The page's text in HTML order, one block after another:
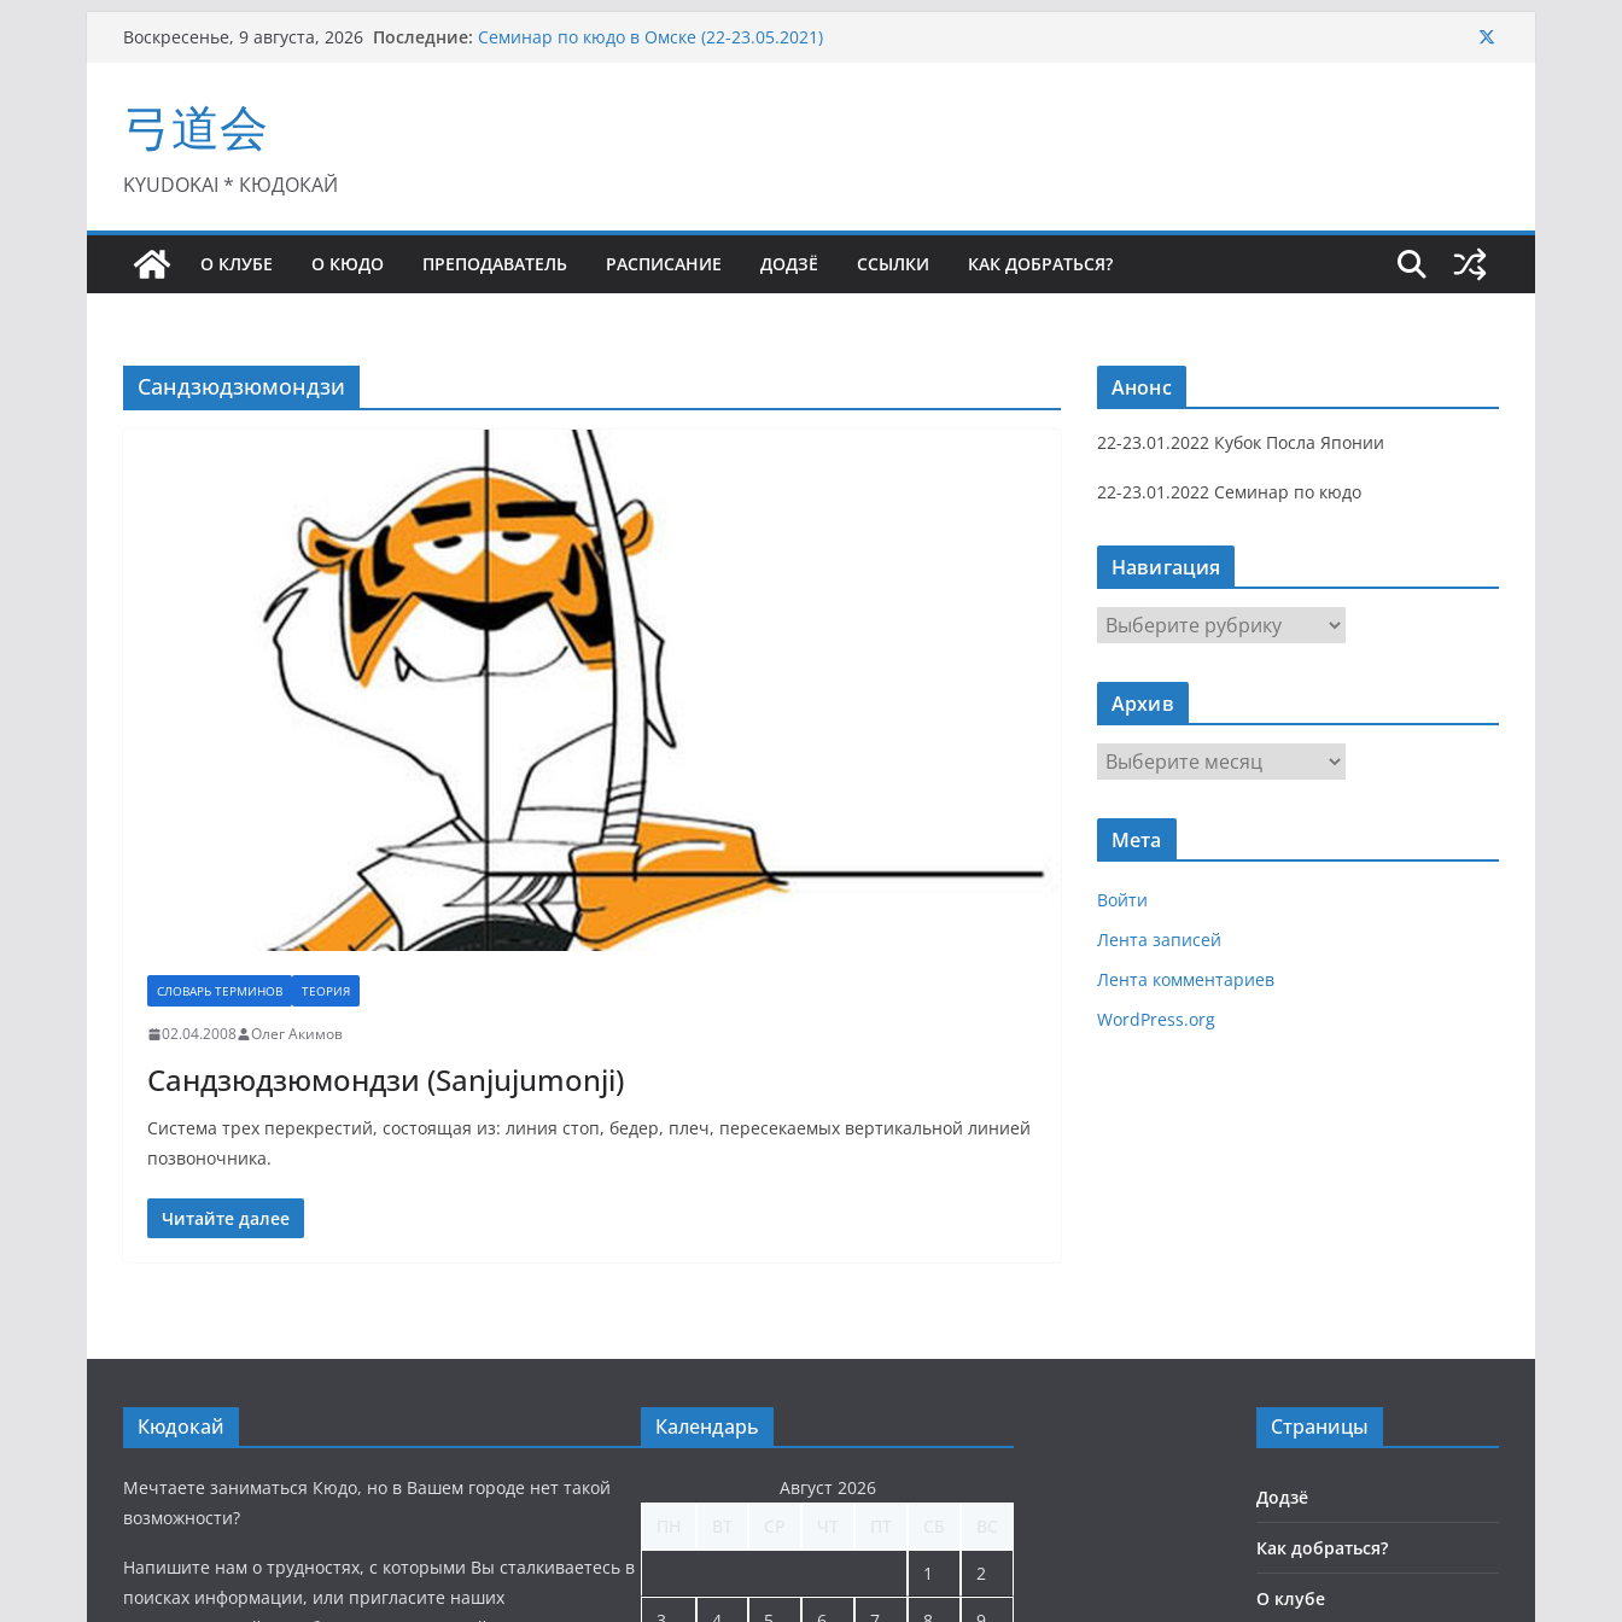
Перейти
Воскресенье, 9 августа, 2026 Последние: Семинар по кюдо в Омске (22-23.05.2021)
弓道会
KYUDOKAI * КЮДОКАЙ
О КЛУБЕ О КЮДО ПРЕПОДАВАТЕЛЬ РАСПИСАНИЕ ДОДЗЁ ССЫЛКИ КАК ДОБРАТЬСЯ?
Сандзюдзюмондзи
СЛОВАРЬ ТЕРМИНОВ ТЕОРИЯ
02.04.2008 Олег Акимов
Сандзюдзюмондзи (Sanjujumonji)
Система трех перекрестий, состоящая из: линия стоп, бедер, плеч, пересекаемых вертикальной линией
позвоночника.
Читайте далее
Анонс
22-23.01.2022 Кубок Посла Японии
22-23.01.2022 Семинар по кюдо
Навигация
Н
а
в
г
я
Архив
р
х
Мета
Войти
Лента записей
Лента комментариев
WordPress.org
Кюдокай
Мечтаете заниматься Кюдо, но в Вашем городе нет такой
возможности?
Напишите нам о трудностях, с которыми Вы сталкиваетесь в
поисках информации, или пригласите наших
Календарь
Август 2026
1 2
Страницы
Додзё
Как добраться?
О клубе